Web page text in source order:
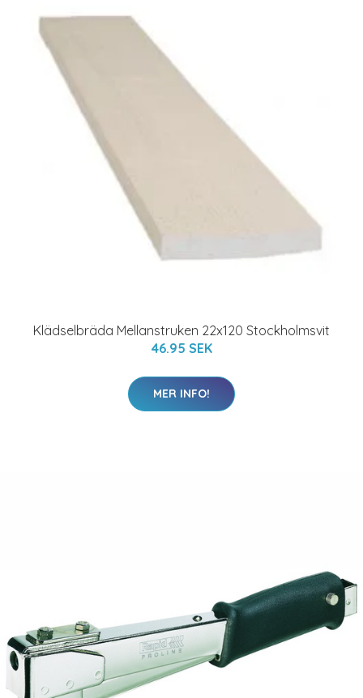
Klädselbräda Mellanstruken 22x120 Stockholmsvit
46.95 SEK
MER INFO!